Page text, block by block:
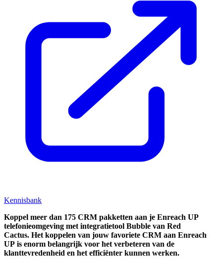
Kennisbank
Koppel meer dan 175 CRM pakketten aan je Enreach UP
telefonieomgeving met integratietool Bubble van Red
Cactus. Het koppelen van jouw favoriete CRM aan Enreach
UP is enorm belangrijk voor het verbeteren van de
klanttevredenheid en het efficiënter kunnen werken.